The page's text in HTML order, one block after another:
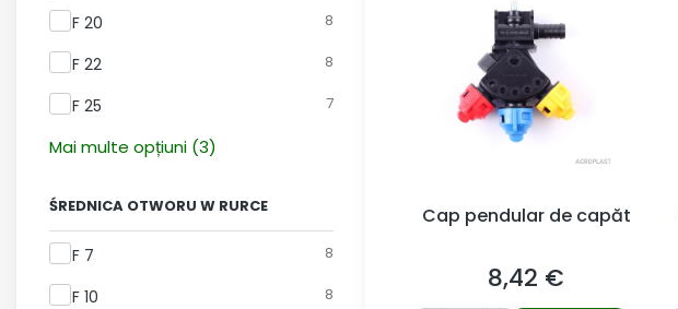
Diametrul tubului
F 20 8
F 22 8
F 25 7
Mai multe opțiuni (3)
ŚREDNICA OTWORU W RURCE
Średnica otworu w rurce
F 7 8
F 10 8
Cap pendular de capăt
Preț
8,42 €